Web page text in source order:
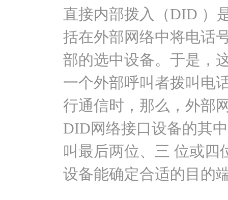
直接内部拨入（DID ）
括在外部网络中将电话
部的选中设备。于是，
一个外部呼叫者拨叫电
行通信时，那么，外部
DID网络接口设备的其
叫最后两位、三 位或四
设备能确定合适的目的